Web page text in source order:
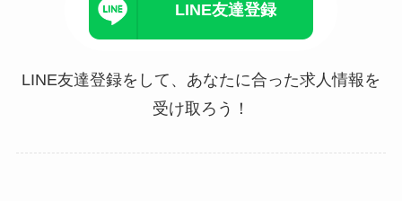
LINE友達登録
LINE友達登録をして、あなたに合った求人情報を
受け取ろう！